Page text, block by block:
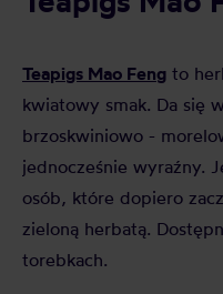
Teapigs Mao Feng to
kwiatowy smak. Da się
brzoskwiniowo -
jednocześnie wyraźny.
osób, które dopiero
zieloną herbatą.
torebkach.